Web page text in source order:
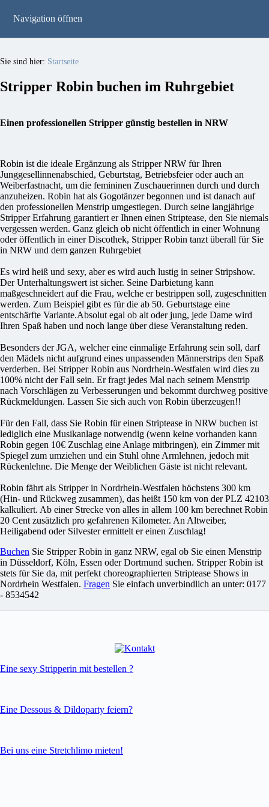
Navigation öffnen
Sie sind hier: Startseite
Stripper Robin buchen im Ruhrgebiet
Einen professionellen Stripper günstig bestellen in NRW
Robin ist die ideale Ergänzung als Stripper NRW für Ihren
Junggesellinnenabschied, Geburtstag, Betriebsfeier oder auch an
Weiberfastnacht, um die femininen Zuschauerinnen durch und durch
anzuheizen. Robin hat als Gogotänzer begonnen und ist danach auf
den professionellen Menstrip umgestiegen. Durch seine langjährige
Stripper Erfahrung garantiert er Ihnen einen Striptease, den Sie niemals
vergessen werden. Ganz gleich ob nicht öffentlich in einer Wohnung
oder öffentlich in einer Discothek, Stripper Robin tanzt überall für Sie
in NRW und dem ganzen Ruhrgebiet
Es wird heiß und sexy, aber es wird auch lustig in seiner Stripshow.
Der Unterhaltungswert ist sicher. Seine Darbietung kann
maßgeschneidert auf die Frau, welche er bestrippen soll, zugeschnitten
werden. Zum Beispiel gibt es für die ab 50. Geburtstage eine
entschärfte Variante.Absolut egal ob alt oder jung, jede Dame wird
Ihren Spaß haben und noch lange über diese Veranstaltung reden.
Besonders der JGA, welcher eine einmalige Erfahrung sein soll, darf
den Mädels nicht aufgrund eines unpassenden Männerstrips den Spaß
verderben. Bei Stripper Robin aus Nordrhein-Westfalen wird dies zu
100% nicht der Fall sein. Er fragt jedes Mal nach seinem Menstrip
nach Vorschlägen zu Verbesserungen und bekommt durchweg positive
Rückmeldungen. Lassen Sie sich auch von Robin überzeugen!!
Für den Fall, dass Sie Robin für einen Striptease in NRW buchen ist
lediglich eine Musikanlage notwendig (wenn keine vorhanden kann
Robin gegen 10€ Zuschlag eine Anlage mitbringen), ein Zimmer mit
Spiegel zum umziehen und ein Stuhl ohne Armlehnen, jedoch mit
Rückenlehne. Die Menge der Weiblichen Gäste ist nicht relevant.
Robin fährt als Stripper in Nordrhein-Westfalen höchstens 300 km
(Hin- und Rückweg zusammen), das heißt 150 km von der PLZ 42103
kalkuliert. Ab einer Strecke von alles in allem 100 km berechnet Robin
20 Cent zusätzlich pro gefahrenen Kilometer. An Altweiber,
Heiligabend oder Silvester ermittelt er einen Zuschlag!
Buchen Sie Stripper Robin in ganz NRW, egal ob Sie einen Menstrip
in Düsseldorf, Köln, Essen oder Dortmund suchen. Stripper Robin ist
stets für Sie da, mit perfekt choreographierten Striptease Shows in
Nordrhein Westfalen. Fragen Sie einfach unverbindlich an unter: 0177
- 8534542
Eine sexy Stripperin mit bestellen ?
Eine Dessous & Dildoparty feiern?
Bei uns eine Stretchlimo mieten!